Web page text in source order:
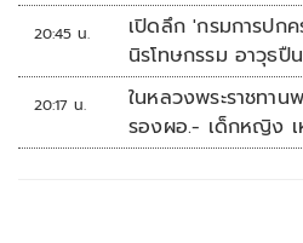
20:45 น.
เปิดลึก 'กรมการปก
นิรโทษกรรม อาวุธปื
20:17 น.
ในหลวงพระราชทา
รองผอ.- เด็กหญิง เ